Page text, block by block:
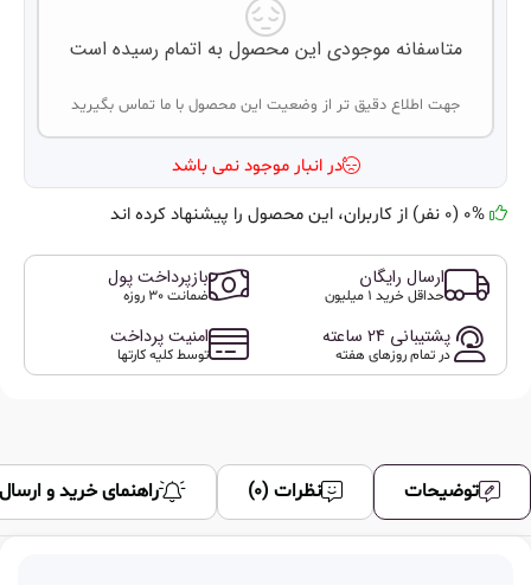
متاسفانه موجودی این محصول به اتمام رسیده است
جهت اطلاع دقیق تر از وضعیت این محصول با ما تماس بگیرید
در انبار موجود نمی باشد
ارسال رایگان
حداقل خرید 1 میلیون
بازپرداخت پول
ضمانت 30 روزه
پشتیبانی 24 ساعته
در تمام روزهای هفته
امنیت پرداخت
توسط کلیه کارتها
توضیحات نظرات (0) راهنمای خرید و ارسال